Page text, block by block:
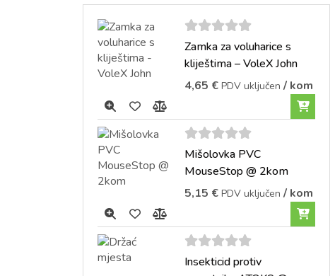
5out of
Zamka za voluharice s
kliještima – VoleX John
4,65 € PDV uključen / kom
5out of
Mišolovka PVC
MouseStop @ 2kom
5,15 € PDV uključen / kom
5out of
Insekticid protiv